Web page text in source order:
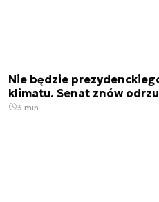
Nie będzie
klimatu. Senat znów
3 min.